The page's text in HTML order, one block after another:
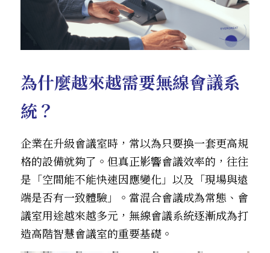
English
English
為什麼越來越需要無線會議系
統？
企業在升級會議室時，常以為只要換一套更高規
格的設備就夠了。但真正影響會議效率的，往往
是「空間能不能快速因應變化」以及「現場與遠
端是否有一致體驗」。當混合會議成為常態、會
議室用途越來越多元，無線會議系統逐漸成為打
造高階智慧會議室的重要基礎。